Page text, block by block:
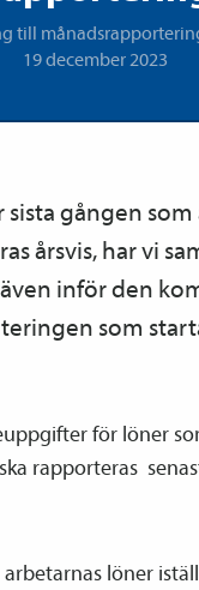
till
19 december 2023
sista gången
årsvis, har vi
inför den
som
för löner
rapporteras
arbetarnas löner